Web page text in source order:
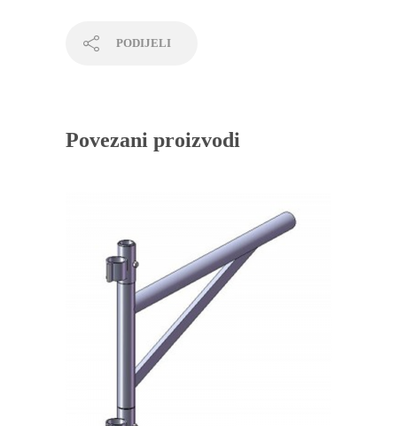
PODIJELI
Povezani proizvodi